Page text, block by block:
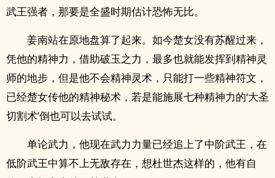
武王强者，那要是全盛时期估计恐怖无比。
姜南站在原地盘算了起来。如今楚女没有苏醒过来，
凭他的精神力，借助破玉之力，最多也就能发挥到精神灵
师的地步，但是他不会精神灵术，只能打一些精神符文，
已经楚女传他的精神秘术，若是能施展七种精神力的‘大圣
切割术’倒也可以去试试。
单论武力，他现在武力力量已经追上了中阶武王，在
低阶武王中算不上无敌存在，想杜世杰这样的，他有自